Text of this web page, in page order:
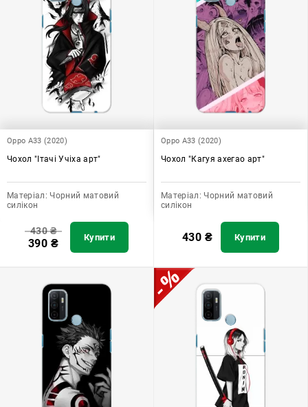
Oppo A33 (2020)
Чохол "Ітачі Учіха арт"
Матеріал: Чорний матовий
силікон
430₴
390 ₴ Купити
Oppo A33 (2020)
Чохол "Кагуя ахегао арт"
Матеріал: Чорний матовий
силікон
430 ₴ Купити